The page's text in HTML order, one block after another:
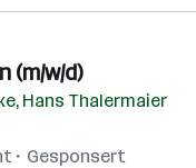
(m/w/d)
Hans Thalermaier
Gesponsert